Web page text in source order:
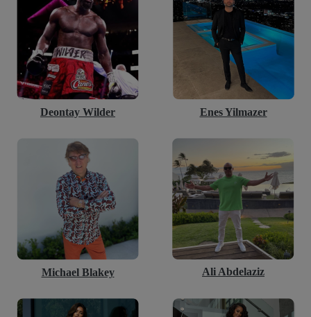
Deontay Wilder Enes Yilmazer
Michael Blakey Ali Abdelaziz